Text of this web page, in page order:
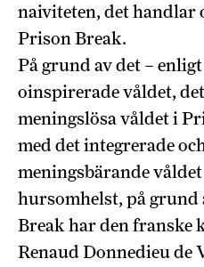
naiviteten, det handlar
Prison Break.
På grund av det –
oinspirerade våldet,
meningslösa våldet i
med det integrerade
meningsbärande
hursomhelst, på grund
Break har den
Renaud Donnedieu de